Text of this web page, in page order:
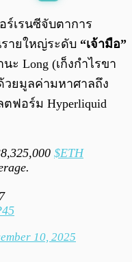
ร์เรนซีจับตาการ
ายใหญ่ระดับ “เจ้ามือ”
ะ Long (เก็งกำไรขา
วยมูลค่ามหาศาลถึง
ฟอร์ม Hyperliquid
$ETH
10, 2025